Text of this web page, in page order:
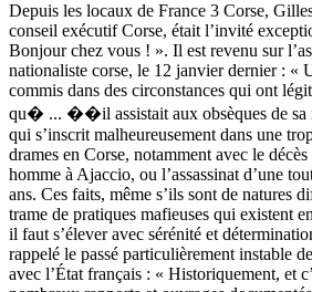
Depuis les locaux de France 3 Corse,
conseil exécutif Corse, était l’invité
Bonjour chez vous ! ». Il est revenu sur
nationaliste corse, le 12 janvier dernier : «
commis dans des circonstances qui ont
qu� ... ��il assistait aux obsèques de sa
qui s’inscrit malheureusement dans une
drames en Corse, notamment avec le
homme à Ajaccio, ou l’assassinat d’une
ans. Ces faits, même s’ils sont de natures
trame de pratiques mafieuses qui existent
il faut s’élever avec sérénité et
rappelé le passé particulièrement instable
avec l’État français : « Historiquement, et